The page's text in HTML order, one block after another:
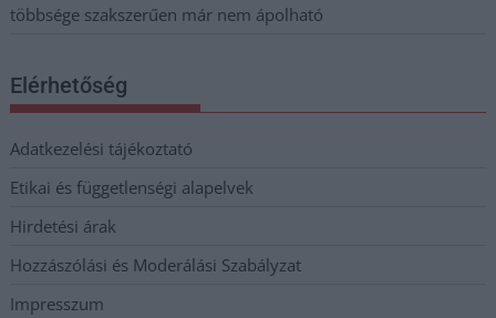
többsége szakszerűen már nem ápolható
Elérhetőség
Adatkezelési tájékoztató
Etikai és függetlenségi alapelvek
Hirdetési árak
Hozzászólási és Moderálási Szabályzat
Impresszum